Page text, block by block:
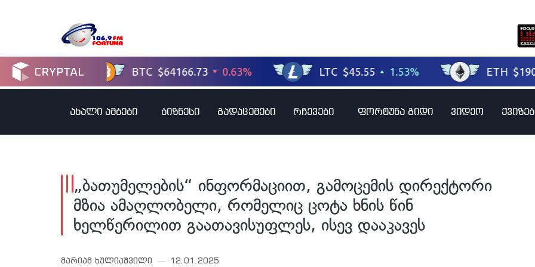
ახალი ამბები ბიზნესი გადაცემები რჩევები ფორტუნა გიდი ვიდეო
„ბათუმელების“ ინფორმაციით, გამოცემის დირექტორი
მზია ამაღლობელი, რომელიც ცოტა ხნის წინ
ხელწერილით გაათავისუფლეს, ისევ დააკავეს
მარიამ ხულიაშვილი 12.01.2025